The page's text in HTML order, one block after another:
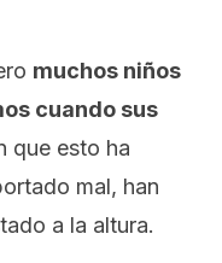
muchos niños
cuando sus
que esto ha
mal, han
a la altura.